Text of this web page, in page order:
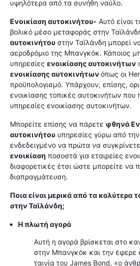
υψηλότερα από τα συνήθη ναύλο.
Ενοικίαση αυτοκινήτου- Αυτό είναι
βολικό μέσο μεταφοράς στην
αυτοκινήτου στην Ταϊλάνδη μπορεί
αεροδρόμιο της Μπανγκόκ. Κάποιος
υπηρεσίες ενοικίασης αυτοκινήτων
ενοικίασης αυτοκινήτων όπως οι
προϋπολογισμό. Υπάρχουν, επίσης,
ενοικίασης τοπικές αυτοκινήτων
υπηρεσίες ενοικίασης αυτοκινήτων.
Μπορείτε επίσης να πάρετε φθηνά
αυτοκινήτου υπηρεσίες γύρω από την
ενδεδειγμένο να πρώτα να
ενοικίαση ποσοστά για εταιρείες
διαφορετικές έτσι ώστε μπορείτε να
διαπραγμάτευση.
Ποια είναι μερικά από τα καλύτερα
στην Ταϊλάνδη;
Η πλωτή αγορά
Αυτή η αγορά βρίσκεται στο
στην Μπανγκόκ και την έφερε
ταινία του James Bond, «ο